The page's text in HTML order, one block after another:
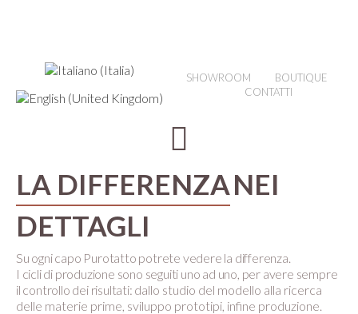
SHOWROOM
BOUTIQUE
CONTATTI
LA DIFFERENZANEI
DETTAGLI
Su ogni capo Purotatto potrete vedere la differenza.
I cicli di produzione sono seguiti uno ad uno, per avere sempre
il controllo dei risultati: dallo studio del modello alla ricerca
delle materie prime, sviluppo prototipi, infine produzione.